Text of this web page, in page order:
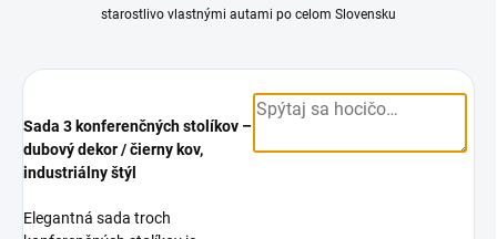
starostlivo vlastnými autami po celom Slovensku
Sada 3 konferenčných stolíkov –
dubový dekor / čierny kov,
industriálny štýl
Elegantná sada troch